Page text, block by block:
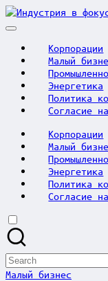
Skip
to
Корпорации
Малый
Энергетика
Политика
Согласие
Корпорации
Малый
Энергетика
Политика
Согласие
Search
for:
Posted
Малый бизнес